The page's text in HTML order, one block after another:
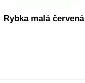
Rybka malá červená